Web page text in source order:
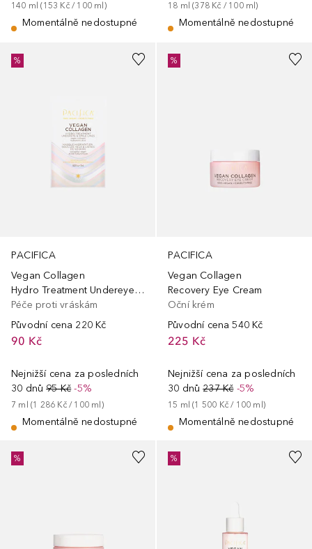
140 ml (153 Kč / 100 ml )
Momentálně nedostupné
18 ml (378 Kč / 100 ml)
Momentálně nedostupné
PACIFICA
Vegan Collagen
Hydro Treatment Undereye & Smile Lines
Péče proti vráskám
Původní cena 220 Kč
90 Kč
Nejnižší cena za posledních
30 dnů 95 Kč-5%
7 ml (1 286 Kč / 100 ml )
Momentálně nedostupné
%
PACIFICA
Vegan Collagen
Recovery Eye Cream
Oční krém
Původní cena 540 Kč
225 Kč
Nejnižší cena za posledních
30 dnů 237 Kč-5%
15 ml (1 500 Kč / 100 ml )
Momentálně nedostupné
%
% %